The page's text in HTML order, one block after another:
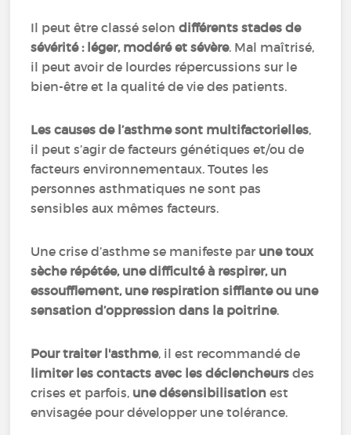
Il peut être classé selondifférents stades de
sévérité : léger, modéré et sévère. Mal maîtrisé,
il peut avoir de lourdes répercussions sur le
bien-être et la qualité de vie des patients.
Les causes de l’asthme sont multifactorielles,
il peut s’agir de facteurs génétiques et/ou de
facteurs environnementaux. Toutes les
personnes asthmatiques ne sont pas
sensibles aux mêmes facteurs.
Une crise d’asthme se manifeste par une toux
sèche répétée, une difficulté à respirer, un
essoufflement, une respiration sifflante ou une
sensation d’oppression dans la poitrine.
Pour traiter l'asthme, il est recommandé de
limiter les contacts avec les déclencheurs des
crises et parfois, une désensibilisation est
envisagée pour développer une tolérance.